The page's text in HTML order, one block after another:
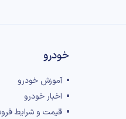
خودرو
آموزش خودرو
اخبار خودرو
قیمت و شرایط